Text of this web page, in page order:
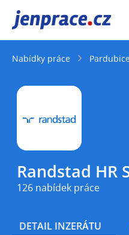
JenPráce.cz
Nabídky práce
Randstad HR
126 nabídek práce
DETAIL INZERÁTU